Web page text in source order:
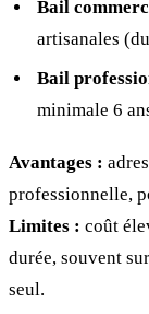
Bail
artisanales
Bail
minimale 6
Avantages :
professionnelle,
Limites : coût
durée, souvent
seul.